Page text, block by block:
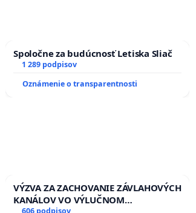
Spoločne za budúcnosť Letiska Sliač
1 289 podpisov
Oznámenie o transparentnosti
VÝZVA ZA ZACHOVANIE ZÁVLAHOVÝCH
KANÁLOV VO VÝLUČNOM